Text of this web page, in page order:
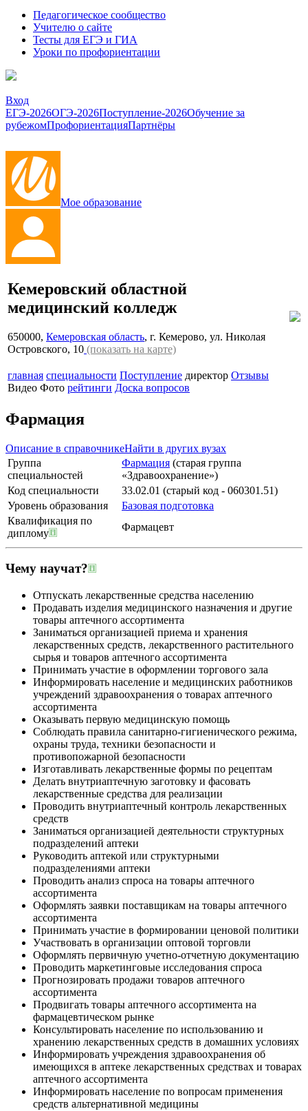
Педагогическое сообщество
Учителю о сайте
Тесты для ЕГЭ и ГИА
Уроки по профориентации
Вход
ЕГЭ-2026ОГЭ-2026Поступление-2026Обучение за
рубежомПрофориентацияПартнёры
Мое образование
Кемеровский областной
медицинский колледж
650000, Кемеровская область, г. Кемерово, ул. Николая
Островского, 10 (показать на карте)
главная специальности Поступление директор Отзывы
Видео Фото рейтинги Доска вопросов
Фармация
Описание в справочникеНайти в других вузах
Группа
специальностей
Фармация (старая группа
«Здравоохранение»)
Код специальности
33.02.01 (старый код - 060301.51)
Уровень образования
Базовая подготовка
Квалификация по
диплому
Фармацевт
Чему научат?
Отпускать лекарственные средства населению
Продавать изделия медицинского назначения и другие
товары аптечного ассортимента
Заниматься организацией приема и хранения
лекарственных средств, лекарственного растительного
сырья и товаров аптечного ассортимента
Принимать участие в оформлении торгового зала
Информировать население и медицинских работников
учреждений здравоохранения о товарах аптечного
ассортимента
Оказывать первую медицинскую помощь
Соблюдать правила санитарно-гигиенического режима,
охраны труда, техники безопасности и
противопожарной безопасности
Изготавливать лекарственные формы по рецептам
Делать внутриаптечную заготовку и фасовать
лекарственные средства для реализации
Проводить внутриаптечный контроль лекарственных
средств
Заниматься организацией деятельности структурных
подразделений аптеки
Руководить аптекой или структурными
подразделениями аптеки
Проводить анализ спроса на товары аптечного
ассортимента
Оформлять заявки поставщикам на товары аптечного
ассортимента
Принимать участие в формировании ценовой политики
Участвовать в организации оптовой торговли
Оформлять первичную учетно-отчетную документацию
Проводить маркетинговые исследования спроса
Прогнозировать продажи товаров аптечного
ассортимента
Продвигать товары аптечного ассортимента на
фармацевтическом рынке
Консультировать население по использованию и
хранению лекарственных средств в домашних условиях
Информировать учреждения здравоохранения об
имеющихся в аптеке лекарственных средствах и товарах
аптечного ассортимента
Информировать население по вопросам применения
средств альтернативной медицины